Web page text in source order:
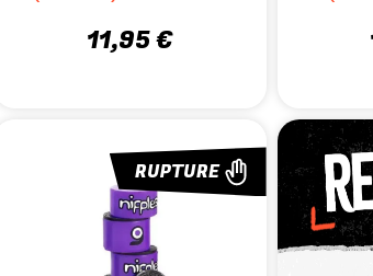
Nettoyez la zone de pivot : Évitez
Remplacez-les si vous sentez un
POURQUOI ACHETER VOS
Un large choix pour toutes les
Qualité et durabilité
: Produits testés
Des conseils d’experts
: Nous vous
Achat en ligne et en boutique
:
11,95 €
RUPTURE